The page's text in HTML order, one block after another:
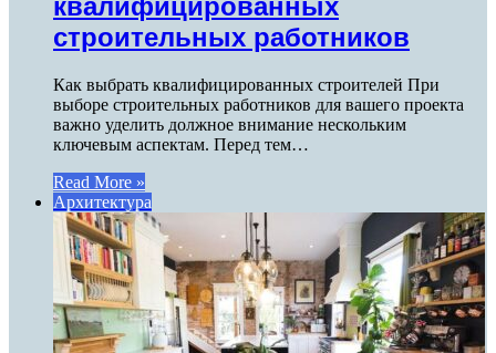
квалифицированных
строительных работников
Как выбрать квалифицированных строителей При
выборе строительных работников для вашего проекта
важно уделить должное внимание нескольким
ключевым аспектам. Перед тем…
Read More »
Архитектура